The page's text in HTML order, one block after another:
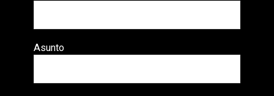
Asunto